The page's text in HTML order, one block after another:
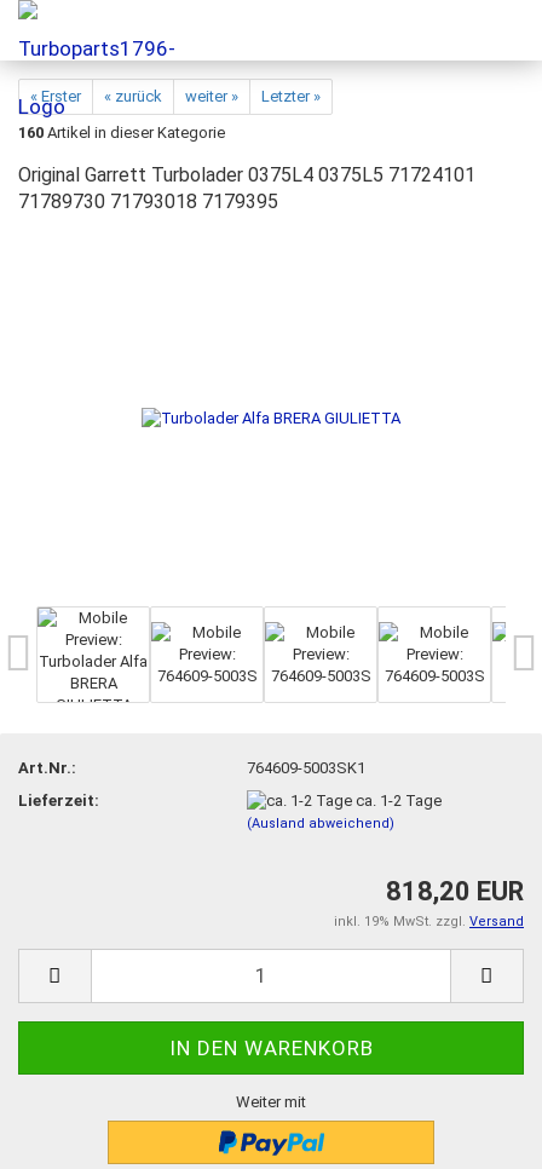
« Erster « zurück weiter »
Letzter »
160 Artikel in dieser Kategorie
Original Garrett Turbolader 0375L4 0375L5 71724101
71789730 71793018 7179395
Art.Nr.:
764609-5003SK1
Lieferzeit:
ca. 1-2 Tage
(Ausland abweichend)
818,20 EUR
inkl. 19% MwSt. zzgl. Versand
Weiter mit